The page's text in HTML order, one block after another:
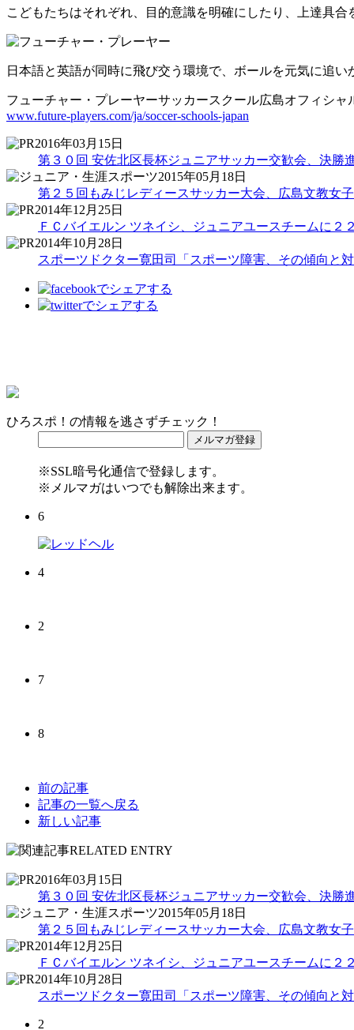
こどもたちはそれぞれ、目的意識を明確にしたり、上達具
日本語と英語が同時に飛び交う環境で、ボールを元気に追
フューチャー・プレーヤーサッカースクール広島オフィシャ
www.future-players.com/ja/soccer-schools-japan
2016年03月15日
第３０回 安佐北区長杯ジュニアサッカー交歓会、決勝
2015年05月18日
第２５回もみじレディースサッカー大会、広島文教女
2014年12月25日
ＦＣバイエルン ツネイシ、ジュニアユースチームに２
2014年10月28日
スポーツドクター寛田司「スポーツ障害、その傾向と
ひろスポ！の情報を逃さずチェック！
※SSL暗号化通信で登録します。
※メルマガはいつでも解除出来ます。
6
4
2
7
8
前の記事
記事の一覧へ戻る
新しい記事
2016年03月15日
第３０回 安佐北区長杯ジュニアサッカー交歓会、決勝
2015年05月18日
第２５回もみじレディースサッカー大会、広島文教女
2014年12月25日
ＦＣバイエルン ツネイシ、ジュニアユースチームに２
2014年10月28日
スポーツドクター寛田司「スポーツ障害、その傾向と
2